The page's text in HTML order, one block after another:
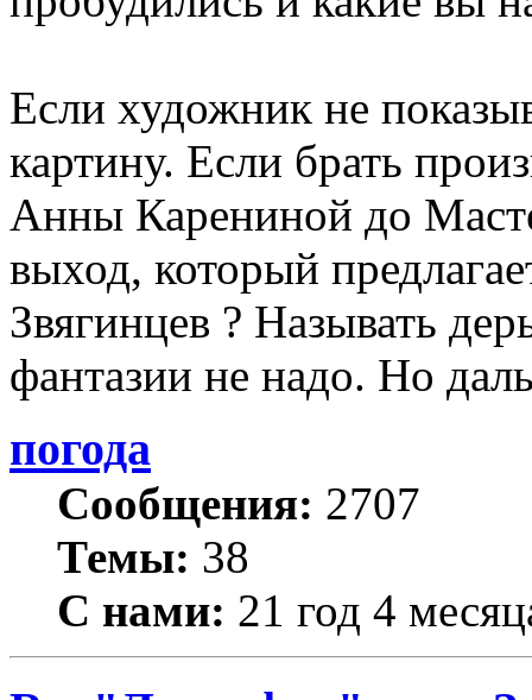
Если художник не
картину. Если брать
Анны Карениной до
выход, который
Звягинцев ? Называть
фантазии не надо. Но
погода
Сообщения: 2707
Темы: 38
С нами: 21 год 4